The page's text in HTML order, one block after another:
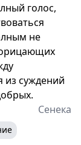
голос,
не
из суждений
Сенека